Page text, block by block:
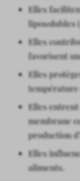
Elles
liposolubles
Elles
favorisent
Elles
température
Elles entrent
membrane
production
Elles
aliments.